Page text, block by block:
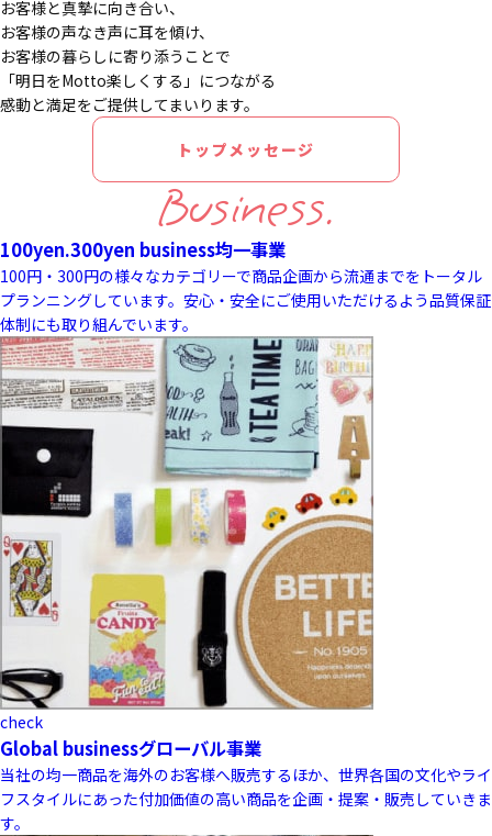
お客様と真摯に向き合い、
お客様の声なき声に耳を傾け、
お客様の暮らしに寄り添うことで
「明日をMotto楽しくする」につながる
感動と満足をご提供してまいります。
トップメッセージ
Business.
100yen.300yen business均一事業
100円・300円の様々なカテゴリーで商品企画から流通までをトータル
プランニングしています。安心・安全にご使用いただけるよう品質保証
体制にも取り組んでいます。
check
Global businessグローバル事業
当社の均一商品を海外のお客様へ販売するほか、世界各国の文化やライ
フスタイルにあった付加価値の高い商品を企画・提案・販売していきま
す。